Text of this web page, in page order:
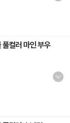
컬러 마인 부우